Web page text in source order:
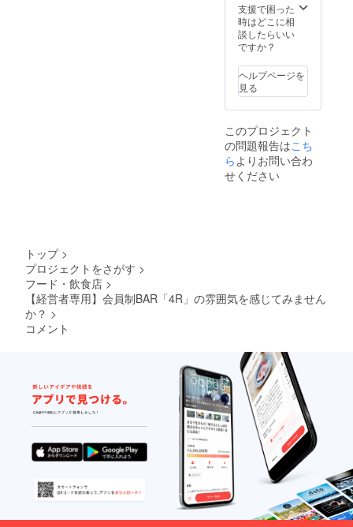
支援で困った
時はどこに相
談したらいい
ですか？
ヘルプページを
見る
このプロジェクト
の問題報告はこち
ら よりお問い合わ
せください
トップ >
プロジェクトをさがす >
フード・飲食店 >
【経営者専用】会員制BAR「4R」の雰囲気を感じてみません
か？ >
コメント